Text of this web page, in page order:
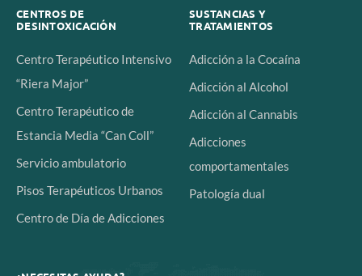
CENTROS DE
DESINTOXICACIÓN
Centro Terapéutico Intensivo
“Riera Major”
Centro Terapéutico de
Estancia Media “Can Coll”
Servicio ambulatorio
Pisos Terapéuticos Urbanos
Centro de Día de Adicciones
SUSTANCIAS Y
TRATAMIENTOS
Adicción a la Cocaína
Adicción al Alcohol
Adicción al Cannabis
Adicciones
comportamentales
Patología dual